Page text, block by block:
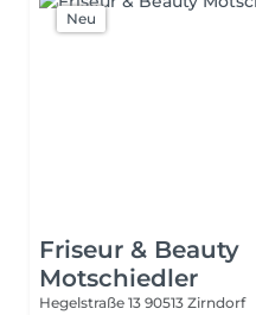
Neu
Friseur & Beauty
Motschiedler
Hegelstraße 13 90513 Zirndorf